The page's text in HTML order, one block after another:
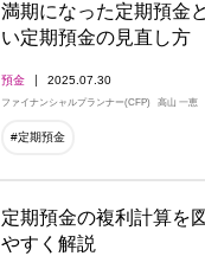
満期になった定期預金
い定期預金の見直し方
預金 2025.07.30
ファイナンシャルプランナー(CFP) 高山 一恵
#定期預金
定期預金の複利計算を
やすく解説